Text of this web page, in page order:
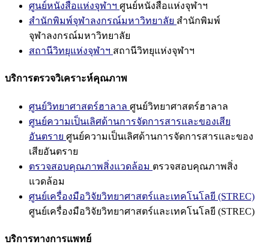
ศูนย์หนังสือแห่งจุฬาฯ ศูนย์หนังสือแห่งจุฬาฯ
สำนักพิมพ์จุฬาลงกรณ์มหาวิทยาลัย สำนักพิมพ์
จุฬาลงกรณ์มหาวิทยาลัย
สถานีวิทยุแห่งจุฬาฯ สถานีวิทยุแห่งจุฬาฯ
บริการตรวจวิเคราะห์คุณภาพ
ศูนย์วิทยาศาสตร์ฮาลาล ศูนย์วิทยาศาสตร์ฮาลาล
ศูนย์ความเป็นเลิศด้านการจัดการสารและของเสีย
อันตราย ศูนย์ความเป็นเลิศด้านการจัดการสารและของ
เสียอันตราย
ตรวจสอบคุณภาพสิ่งแวดล้อม ตรวจสอบคุณภาพสิ่ง
แวดล้อม
ศูนย์เครื่องมือวิจัยวิทยาศาสตร์และเทคโนโลยี (STREC)
ศูนย์เครื่องมือวิจัยวิทยาศาสตร์และเทคโนโลยี (STREC)
บริการทางการแพทย์